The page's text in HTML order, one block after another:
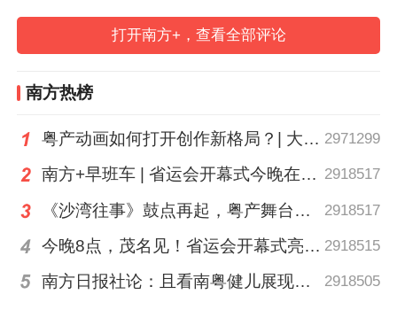
专科医生结合患者完整病史，建议采取手术
打开南方+，查看全部评论
南方热榜
粤产动画如何打开创作新格局？| 大湾区动画电影周观察 2971299
南方+早班车 | 省运会开幕式今晚在茂名举行 2918517
《沙湾往事》鼓点再起，粤产舞台精品何以永葆“青春”？丨艺·问 2918517
今晚8点，茂名见！省运会开幕式亮点抢先剧透 2918515
南方日报社论：且看南粤健儿展现体育新荣光 2918505